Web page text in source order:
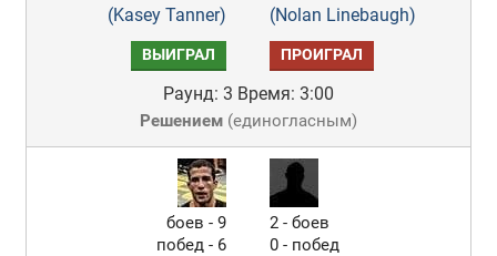
(Kasey Tanner)
(Nolan Linebaugh)
ВЫИГРАЛ ПРОИГРАЛ
Раунд: 3 Время: 3:00
Решением(единогласным)
боев - 9
побед - 6
2 - боев
0 - побед